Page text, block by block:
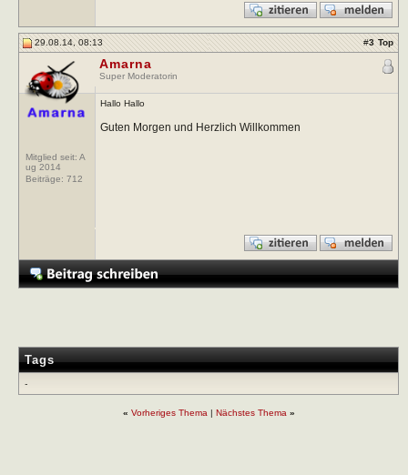
29.08.14, 08:13 #3 Top
Mitglied seit: A
ug 2014
Beiträge: 712
Amarna
Super Moderatorin
Hallo Hallo
Guten Morgen und Herzlich Willkommen
Tags
-
« Vorheriges Thema | Nächstes Thema »